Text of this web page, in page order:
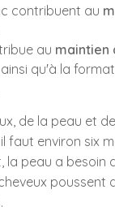
contribuent au
au maintien
ainsi qu'à la
de la peau et
faut environ six
la peau a besoin
poussent